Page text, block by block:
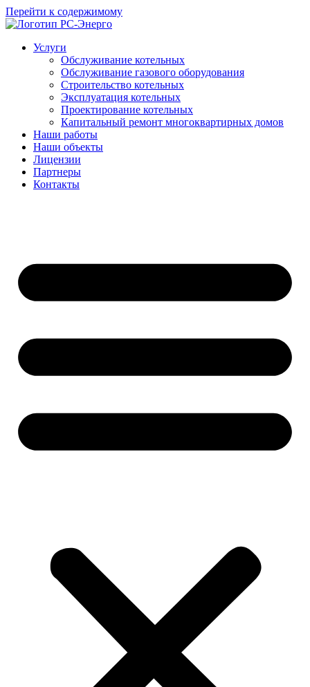
Перейти к содержимому
Услуги
Обслуживание котельных
Обслуживание газового оборудования
Строительство котельных
Эксплуатация котельных
Проектирование котельных
Капитальный ремонт многоквартирных домов
Наши работы
Наши объекты
Лицензии
Партнеры
Контакты